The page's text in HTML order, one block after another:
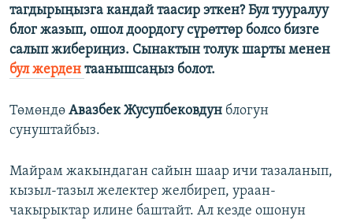
тагдырыңызга кандай таасир эткен? Бул тууралуу
блог жазып, ошол доордогу сүрөттөр болсо бизге
салып жибериңиз. Сынактын толук шарты менен
бул жерден таанышсаңыз болот.
Төмөндө Авазбек Жусупбековдун блогун
сунуштайбыз.
Майрам жакындаган сайын шаар ичи тазаланып,
кызыл-тазыл желектер желбиреп, ураан-
чакырыктар илине баштайт. Ал кезде ошонун